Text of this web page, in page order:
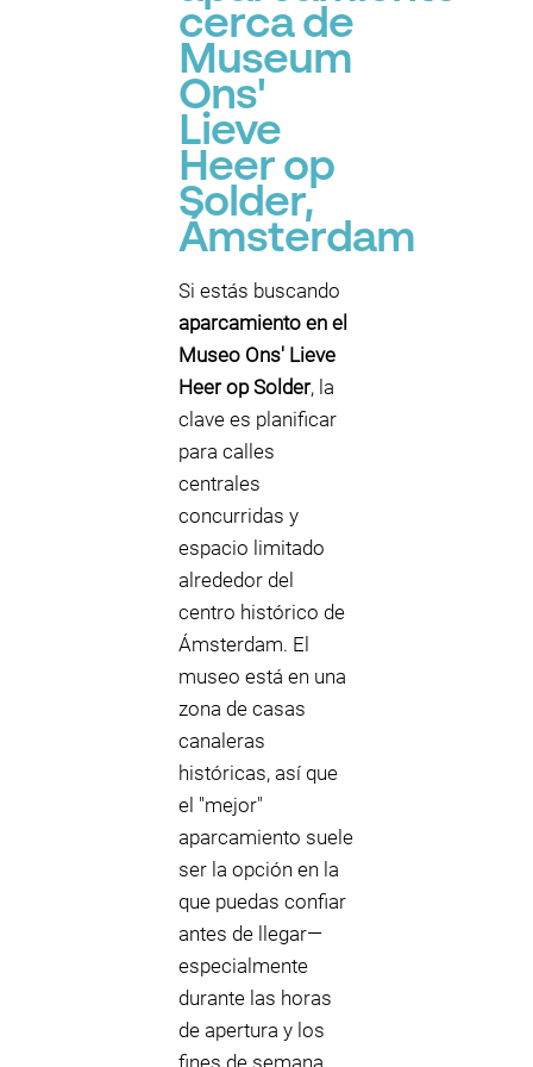
cerca de
Museum
Ons'
Lieve
Heer op
Solder,
Ámsterdam
Si estás buscando
aparcamiento en el
Museo Ons' Lieve
Heer op Solder, la
clave es planificar
para calles
centrales
concurridas y
espacio limitado
alrededor del
centro histórico de
Ámsterdam. El
museo está en una
zona de casas
canaleras
históricas, así que
el "mejor"
aparcamiento suele
ser la opción en la
que puedas confiar
antes de llegar—
especialmente
durante las horas
de apertura y los